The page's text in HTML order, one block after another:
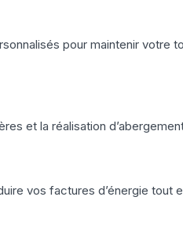
pour maintenir votre
et la réalisation
vos factures d’énergie tout